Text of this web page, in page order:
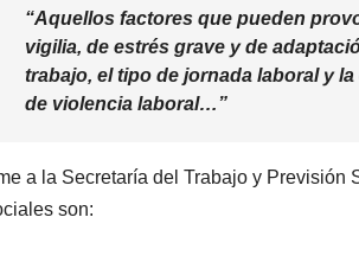
“Aquellos factores que pueden
vigilia, de estrés grave y de
trabajo, el tipo de jornada laboral y
de violencia laboral…”
a la Secretaría del Trabajo y
son: